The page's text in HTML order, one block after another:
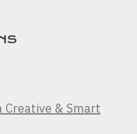
& Smart